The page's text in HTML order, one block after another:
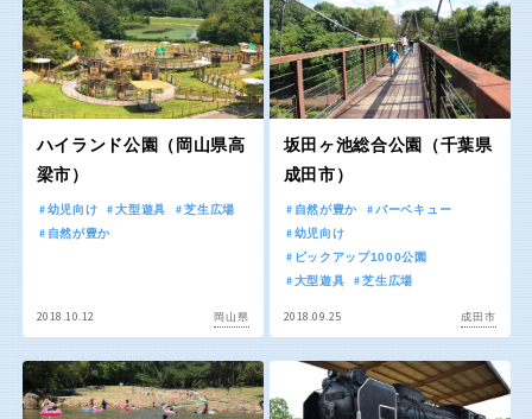
テニスコート 野球場 紅葉の名所 バーベキュー
カフェ・レストラン サッカー・フットサル ランニングコース
動物園・ふれあい 歴史・文化財 日本庭園 紅葉の美しい公園
さくら名所100公園 屋内遊び場 アスレチックコース
バスケットボール 桜・梅の名所
洋式庭園 ドッグラン ローラー滑り台 植物園 夜景スポット
公園グルメ 美術館
花菖蒲 キャンプ場
ふわふわドーム
スケートパーク ライトアップ イルミネーション イベント
交通公園
北海道 青森
岩手 宮城
関東
自然が豊か 梅・桜の名所
景色が良い 水遊び
テニスコート 野球場
カフェ・レストラン サッカー・フットサル
ランニングコース 動物園・ふれあい
歴史・文化財 日本庭園
さくら名所100公園
屋内遊び場 アスレチックコース
バスケットボール 彫刻・アート
桜・梅の名所 コトブキ事例
ハイランド公園（岡山県高
梁市）
幼児向け 大型遊具
芝生広場
自然が豊か
2018.10.12 岡山県
坂田ヶ池総合公園（千葉県
成田市）
自然が豊か
バーベキュー
幼児向け
ピックアップ1000公園
大型遊具
芝生広場
2018.09.25 成田市